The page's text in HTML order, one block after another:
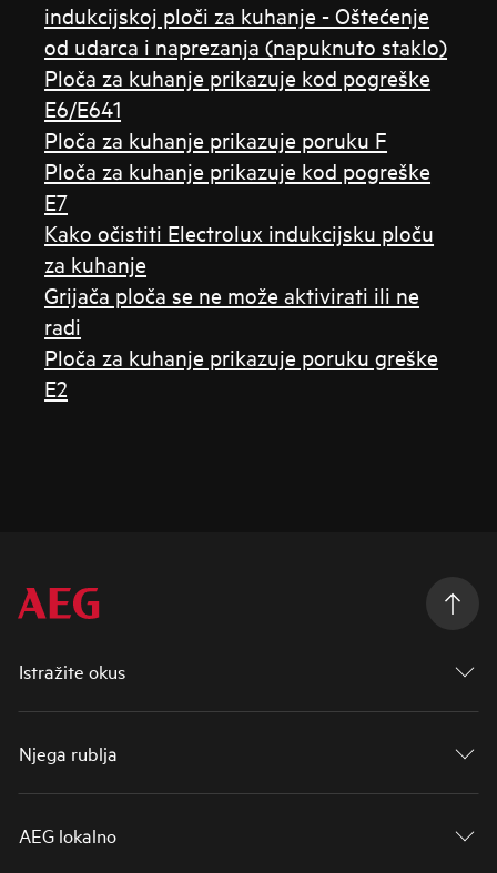
indukcijskoj ploči za kuhanje - Oštećenje
od udarca i naprezanja (napuknuto staklo)
Ploča za kuhanje prikazuje kod pogreške
E6/E641
Ploča za kuhanje prikazuje poruku F
Ploča za kuhanje prikazuje kod pogreške
E7
Kako očistiti Electrolux indukcijsku ploču
za kuhanje
Grijača ploča se ne može aktivirati ili ne
radi
Ploča za kuhanje prikazuje poruku greške
E2
Istražite okus
Njega rublja
AEG lokalno